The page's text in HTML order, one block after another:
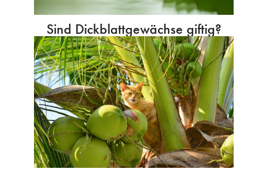
Sind Dickblattgewächse giftig?